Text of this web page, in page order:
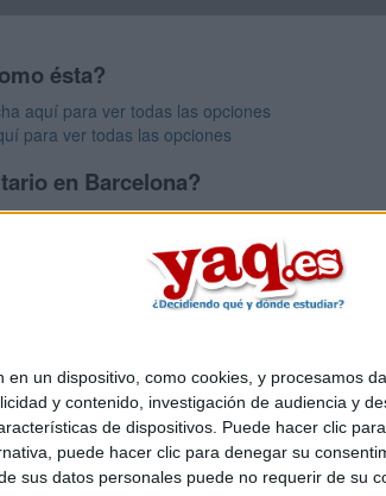
un dispositivo, como cookies, y procesamos
y contenido, investigación de audiencia y
de dispositivos. Puede hacer clic
puede hacer clic para denegar su
sus datos personales puede no requerir de
ésta?
aquí para ver todas las opciones
para ver todas las opciones
en Barcelona?
en Barcelona
Quiénes somos|Contactar|
|Politica de privacidad|Condiciones
S.L.- Diego de León 47 - 28006